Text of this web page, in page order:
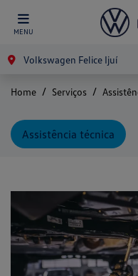
MENU
Volkswagen Felice Ijuí
Home Serviços
Assistência técnica